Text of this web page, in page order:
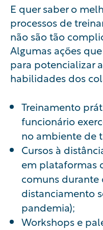
E quer saber o
processos de
não são tão
Algumas ações
para potencializar
habilidades dos
Treinamento
funcionário
no ambiente de
Cursos à
em plataformas
comuns
distanciamento
pandemia);
Workshops e